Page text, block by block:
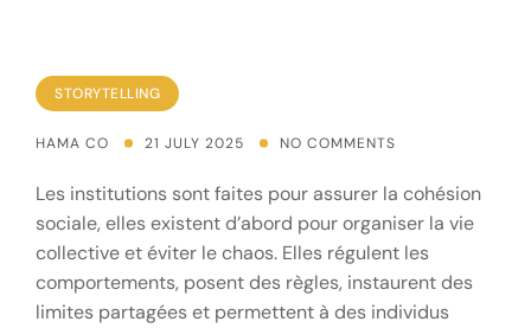
STORYTELLING
HAMA CO 21 JULY 2025 NO COMMENTS
Les institutions sont faites pour assurer la cohésion
sociale, elles existent d’abord pour organiser la vie
collective et éviter le chaos. Elles régulent les
comportements, posent des règles, instaurent des
limites partagées et permettent à des individus